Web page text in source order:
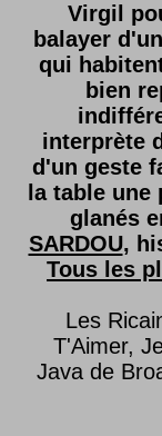
Virgil
balayer
qui
bien
interprète
d'un geste
la table
glanés
SARDOU,
Tous les
Les
T'Aimer,
Java de